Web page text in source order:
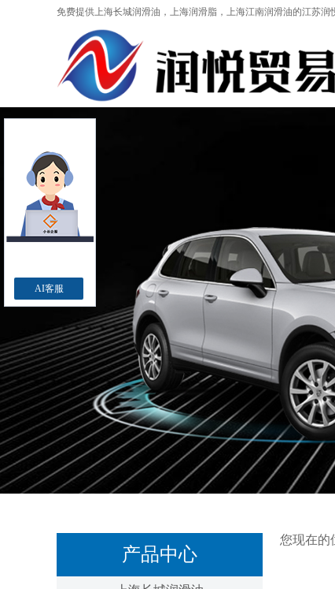
免费提供上海长城润滑油 ，上海润滑脂，上海江南润滑油的江苏
产品中心
您现在的
AI客服